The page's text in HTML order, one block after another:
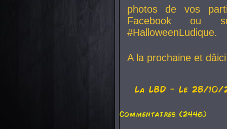
photos de vos
Facebook ou
#HalloweenLudique.
A la prochaine et
La LBD - Le 28/10/
Commentaires (2446)